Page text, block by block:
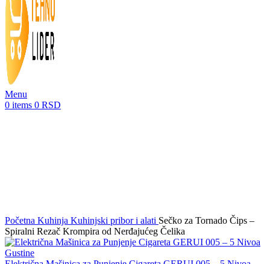
Menu
0 items 0 RSD
Početna Kuhinja Kuhinjski pribor i alati Sečko za Tornado Čips –
Spiralni Rezač Krompira od Nerđajućeg Čelika